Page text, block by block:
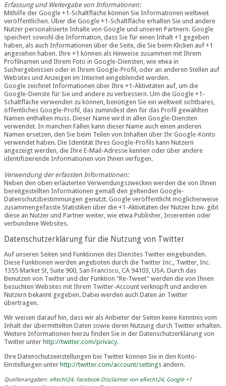
Erfassung und Weitergabe von Informationen:
Mithilfe der Google +1-Schaltfläche können Sie Informationen weltweit
veröffentlichen. Über die Google +1-Schaltfläche erhalten Sie und andere
Nutzer personalisierte Inhalte von Google und unseren Partnern. Google
speichert sowohl die Information, dass Sie für einen Inhalt +1 gegeben
haben, als auch Informationen über die Seite, die Sie beim Klicken auf +1
angesehen haben. Ihre +1 können als Hinweise zusammen mit Ihrem
Profilnamen und Ihrem Foto in Google-Diensten, wie etwa in
Suchergebnissen oder in Ihrem Google-Profil, oder an anderen Stellen auf
Websites und Anzeigen im Internet eingeblendet werden.
Google zeichnet Informationen über Ihre +1-Aktivitäten auf, um die
Google-Dienste für Sie und andere zu verbessern. Um die Google +1-
Schaltfläche verwenden zu können, benötigen Sie ein weltweit sichtbares,
öffentliches Google-Profil, das zumindest den für das Profil gewählten
Namen enthalten muss. Dieser Name wird in allen Google-Diensten
verwendet. In manchen Fällen kann dieser Name auch einen anderen
Namen ersetzen, den Sie beim Teilen von Inhalten über Ihr Google-Konto
verwendet haben. Die Identität Ihres Google-Profils kann Nutzern
angezeigt werden, die Ihre E-Mail-Adresse kennen oder über andere
identifizierende Informationen von Ihnen verfügen.
Verwendung der erfassten Informationen:
Neben den oben erläuterten Verwendungszwecken werden die von Ihnen
bereitgestellten Informationen gemäß den geltenden Google-
Datenschutzbestimmungen genutzt. Google veröffentlicht möglicherweise
zusammengefasste Statistiken über die +1-Aktivitäten der Nutzer bzw. gibt
diese an Nutzer und Partner weiter, wie etwa Publisher, Inserenten oder
verbundene Websites.
Datenschutzerklärung für die Nutzung von Twitter
Auf unseren Seiten sind Funktionen des Dienstes Twitter eingebunden.
Diese Funktionen werden angeboten durch die Twitter Inc., Twitter, Inc.
1355 Market St, Suite 900, San Francisco, CA 94103, USA. Durch das
Benutzen von Twitter und der Funktion "Re-Tweet" werden die von Ihnen
besuchten Websites mit Ihrem Twitter-Account verknüpft und anderen
Nutzern bekannt gegeben. Dabei werden auch Daten an Twitter
übertragen.
Wir weisen darauf hin, dass wir als Anbieter der Seiten keine Kenntnis vom
Inhalt der übermittelten Daten sowie deren Nutzung durch Twitter erhalten.
Weitere Informationen hierzu finden Sie in der Datenschutzerklärung von
Twitter unter http://twitter.com/privacy.
Ihre Datenschutzeinstellungen bei Twitter können Sie in den Konto-
Einstellungen unter http://twitter.com/account/settings ändern.
Quellenangaben: eRecht24, Facebook-Disclaimer von eRecht24, Google +1